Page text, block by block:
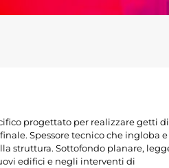
progettato per realizzare getti di
Spessore tecnico che ingloba e
struttura. Sottofondo planare,
edifici e negli interventi di